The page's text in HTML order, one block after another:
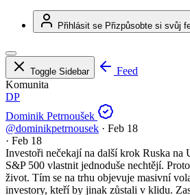
Přihlásit se Přizpůsobte si svůj
Toggle Sidebar
Feed
Komunita
DP
Dominik Petrnoušek
@dominikpetrnousek · Feb 18
· Feb 18
Investoři nečekají na další krok Ruska na
S&P 500 vlastnit jednoduše nechtějí.
život. Tím se na trhu objevuje masivní
investory, kteří by jinak zůstali v klidu.